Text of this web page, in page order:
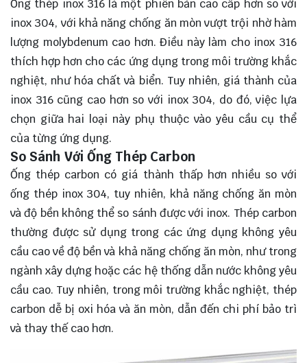
Ống thép inox 316 là một phiên bản cao cấp hơn so với
inox 304, với khả năng chống ăn mòn vượt trội nhờ hàm
lượng molybdenum cao hơn. Điều này làm cho inox 316
thích hợp hơn cho các ứng dụng trong môi trường khắc
nghiệt, như hóa chất và biển. Tuy nhiên, giá thành của
inox 316 cũng cao hơn so với inox 304, do đó, việc lựa
chọn giữa hai loại này phụ thuộc vào yêu cầu cụ thể
của từng ứng dụng.
So Sánh Với Ống Thép Carbon
Ống thép carbon có giá thành thấp hơn nhiều so với
ống thép inox 304, tuy nhiên, khả năng chống ăn mòn
và độ bền không thể so sánh được với inox. Thép carbon
thường được sử dụng trong các ứng dụng không yêu
cầu cao về độ bền và khả năng chống ăn mòn, như trong
ngành xây dựng hoặc các hệ thống dẫn nước không yêu
cầu cao. Tuy nhiên, trong môi trường khắc nghiệt, thép
carbon dễ bị oxi hóa và ăn mòn, dẫn đến chi phí bảo trì
và thay thế cao hơn.